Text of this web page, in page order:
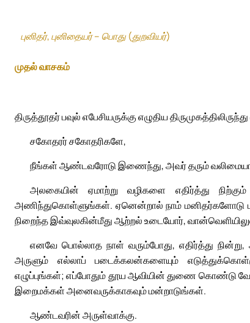
புனிதர், புனிதையர் – பொது (துறவியர்)
முதல் வாசகம்
திருத்தூதர் பவுல் எபேசியருக்கு எழுதிய
சகோதரர் சகோதரிகளே,
நீங்கள் ஆண்டவரோடு இணைந்து, அவர் தரும்
அலகையின் ஏமாற்று வழிகளை எதிர்த்து
அணிந்துகொள்ளுங்கள். ஏனென்றால் நாம் மனிதர்களோடு
நிறைந்த இவ்வுலகின்மீது ஆற்றல் உடையோர்,
எனவே பொல்லாத நாள் வரும்போது, எதிர்த்து
அருளும் எல்லாப் படைக்கலன்களையும்
எழுப்புங்கள்; எப்போதும் தூய ஆவியின் துணை கொண்டு
இறைமக்கள் அனைவருக்காகவும் மன்றாடுங்கள்.
ஆண்டவரின் அருள்வாக்கு.